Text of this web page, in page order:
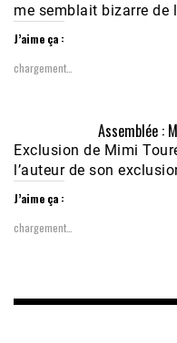
me semblait bizarre de
J’aime ça :
chargement…
Assemblée :
Exclusion de Mimi
l’auteur de son
J’aime ça :
chargement…